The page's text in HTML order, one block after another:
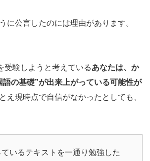
に公言したのには理由があります。
受験しようと考えているあなたは、か
語の基礎”が出来上がっている可能性が
え現時点で自信がなかったとしても、
いるテキストを一通り勉強した